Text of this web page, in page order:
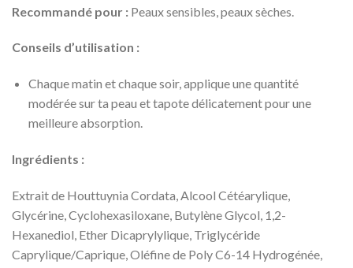
Recommandé pour : Peaux sensibles, peaux sèches.
Conseils d’utilisation :
Chaque matin et chaque soir, applique une quantité
modérée sur ta peau et tapote délicatement pour une
meilleure absorption.
Ingrédients :
Extrait de Houttuynia Cordata, Alcool Cétéarylique,
Glycérine, Cyclohexasiloxane, Butylène Glycol, 1,2-
Hexanediol, Ether Dicaprylylique, Triglycéride
Caprylique/Caprique, Oléfine de Poly C6-14 Hydrogénée,